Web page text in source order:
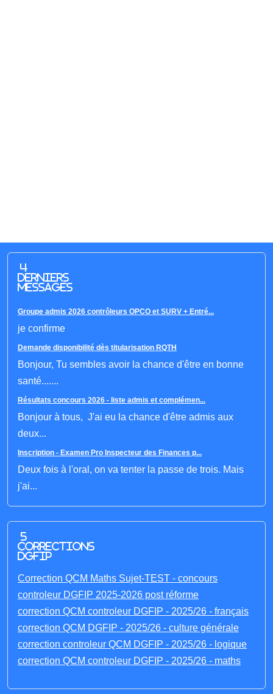
4
derniers
messages
Groupe admis 2026 contrôleurs OPCO et SURV + Entré...
je confirme
Demande disponibilité dès titularisation RQTH
Bonjour, Tu sembles avoir la chance d'être en bonne
santé.......
Résultats concours 2026 - liste admis et complémen...
Bonjour à tous, J'ai eu la chance d'être admis aux
deux...
Inscription - Examen Pro Inspecteur des Finances p...
Deux fois à l'oral, on va tenter la passe de trois. Mais
j'ai...
5
corrections
DGFIP
Correction QCM Maths Sujet-TEST - concours
controleur DGFIP 2025-2026 post réforme
correction QCM controleur DGFIP - 2025/26 - français
correction QCM DGFIP - 2025/26 - culture générale
correction controleur QCM DGFIP - 2025/26 - logique
correction QCM controleur DGFIP - 2025/26 - maths